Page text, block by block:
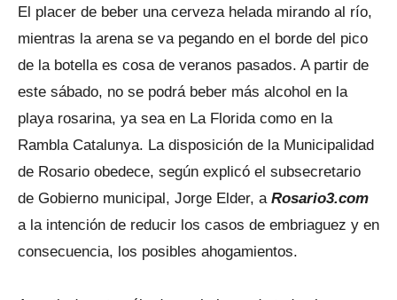
El placer de beber una cerveza helada mirando al río,
mientras la arena se va pegando en el borde del pico
de la botella es cosa de veranos pasados. A partir de
este sábado, no se podrá beber más alcohol en la
playa rosarina, ya sea en La Florida como en la
Rambla Catalunya. La disposición de la Municipalidad
de Rosario obedece, según explicó el subsecretario
de Gobierno municipal, Jorge Elder, a Rosario3.com
a la intención de reducir los casos de embriaguez y en
consecuencia, los posibles ahogamientos.